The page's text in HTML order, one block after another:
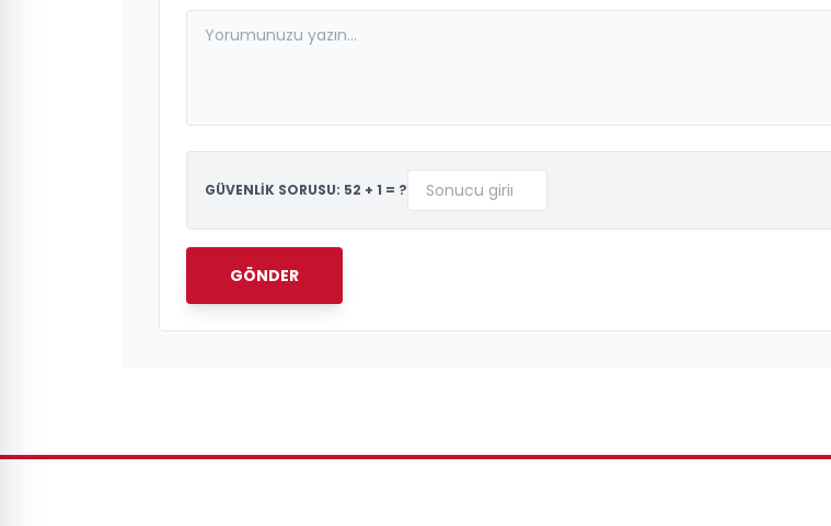
GÜVENLİK SORUSU: 52 + 1 = ?
GÖNDER